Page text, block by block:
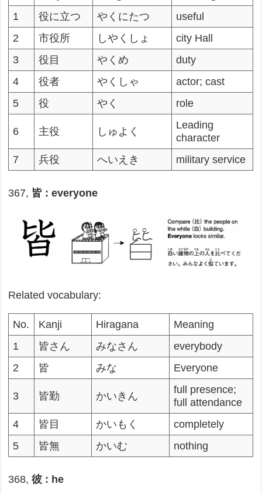
1
役に立つ やくにたつ
useful
2
市役所 しやくしょ
city Hall
3
役目 やくめ
duty
4
役者 やくしゃ
actor; cast
5
役 やく role
6 主役 しゅよく
Leading
character
7
兵役 へいえき military service
367, 皆 : everyone
Related vocabulary:
No. Kanji Hiragana
Meaning
1
皆さん みなさん
everybody
2
皆 みな Everyone
3 皆勤 かいきん
full presence;
full attendance
4
皆目 かいもく
completely
5
皆無 かいむ nothing
368,彼 : he